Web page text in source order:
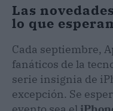
Las
lo que
Cada septiembre,
fanáticos de la
serie insignia de
excepción. Se